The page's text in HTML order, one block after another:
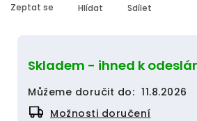
Skladem - ihned k
Můžeme doručit do: 11.8.2026
Možnosti doručení
Zeptat se Hlídat Sdílet